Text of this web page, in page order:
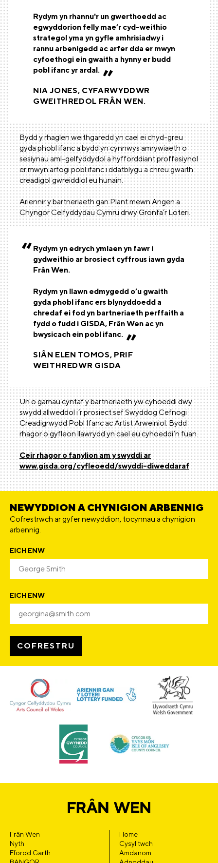
Rydym yn rhannu'r un gwerthoedd ac
egwyddorion felly mae’r cyd-weithio
strategol yma yn gyfle amhrisiadwy i
rannu arbenigedd ac arfer dda er mwyn
cyfoethogi ein gwaith a hynny er budd
pobl ifanc yr ardal.
NIA JONES, CYFARWYDDWR
GWEITHREDOL FRÂN WEN.
Bydd y rhaglen weithgaredd yn cael ei chyd-greu
gyda phobl ifanc a bydd yn cynnwys amrywiaeth o
sesiynau aml-gelfyddydol a hyfforddiant proffesiynol
er mwyn arfogi pobl ifanc i ddatblygu a chreu gwaith
creadigol gwreiddiol eu hunain.
Ariennir y bartneriaeth gan Plant mewn Angen a
Chyngor Celfyddydau Cymru drwy Gronfa’r Loteri.
Rydym yn edrych ymlaen yn fawr i
gydweithio ar brosiect cyffrous iawn gyda
Frân Wen.
Rydym yn llawn edmygedd o’u gwaith
gyda phobl ifanc ers blynyddoedd a
chredaf ei fod yn bartneriaeth perffaith a
fydd o fudd i GISDA, Frân Wen ac yn
bwysicach ein pobl ifanc.
SIÂN ELEN TOMOS, PRIF
WEITHREDWR GISDA
Un o gamau cyntaf y bartneriaeth yw cyhoeddi dwy
swydd allweddol i’r prosiect sef Swyddog Cefnogi
Creadigrwydd Pobl Ifanc ac Artist Arweiniol. Bydd
rhagor o gyfleon llawrydd yn cael eu cyhoeddi’n fuan.
Ceir rhagor o fanylion am y swyddi ar
www.gisda.org/cyfleoedd/swyddi-diweddaraf
NEWYDDION A CHYNIGION ARBENNIG
Cofrestrwch ar gyfer newyddion, tocynnau a chynigion
arbennig.
EICH ENW
EICH ENW
Frân Wen
Nyth
Ffordd Garth
Home
Cysylltwch
Amdanom